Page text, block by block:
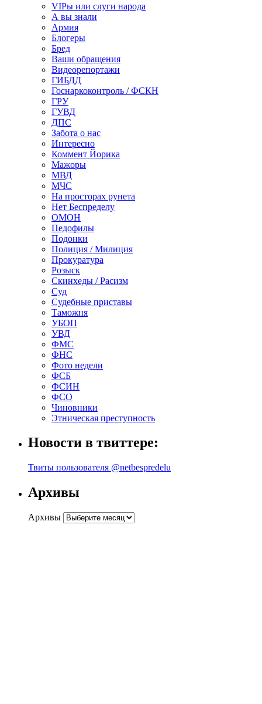
VIPы или слуги народа
А вы знали
Армия
Блогеры
Бред
Ваши обращения
Видеорепортажи
ГИБДД
Госнаркоконтроль / ФСКН
ГРУ
ГУВД
ДПС
Забота о нас
Интересно
Коммент Йорика
Мажоры
МВД
МЧС
На просторах рунета
Нет Беспределу
ОМОН
Педофилы
Подонки
Полиция / Милиция
Прокуратура
Розыск
Скинхеды / Расизм
Суд
Судебные приставы
Таможня
УБОП
УВД
ФМС
ФНС
Фото недели
ФСБ
ФСИН
ФСО
Чиновники
Этническая преступность
Новости в твиттере:
Твиты пользователя @netbespredelu
Архивы
Архивы